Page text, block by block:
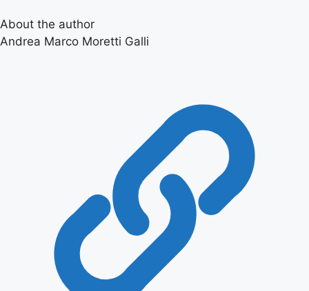
About the author
Andrea Marco Moretti Galli